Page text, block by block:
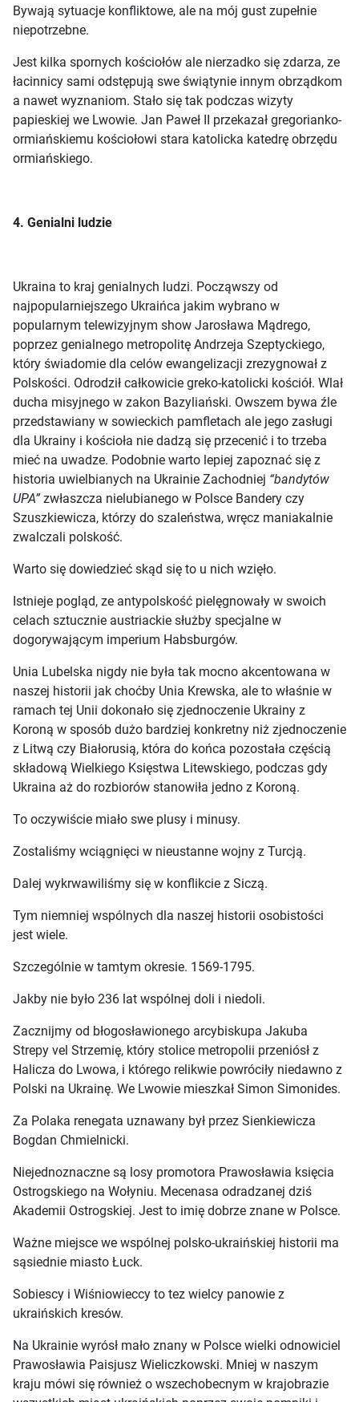
Bywają sytuacje konfliktowe, ale na mój gust zupełnie
niepotrzebne.
Jest kilka spornych kościołów ale nierzadko się zdarza, ze
łacinnicy sami odstępują swe świątynie innym obrządkom
a nawet wyznaniom. Stało się tak podczas wizyty
papieskiej we Lwowie. Jan Paweł II przekazał gregorianko-
ormiańskiemu kościołowi stara katolicka katedrę obrzędu
ormiańskiego.
4. Genialni ludzie
Ukraina to kraj genialnych ludzi. Począwszy od
najpopularniejszego Ukraińca jakim wybrano w
popularnym telewizyjnym show Jarosława Mądrego,
poprzez genialnego metropolitę Andrzeja Szeptyckiego,
który świadomie dla celów ewangelizacji zrezygnował z
Polskości. Odrodził całkowicie greko-katolicki kościół. Wlał
ducha misyjnego w zakon Bazyliański. Owszem bywa źle
przedstawiany w sowieckich pamfletach ale jego zasługi
dla Ukrainy i kościoła nie dadzą się przecenić i to trzeba
mieć na uwadze. Podobnie warto lepiej zapoznać się z
historia uwielbianych na Ukrainie Zachodniej “bandytów
UPA” zwłaszcza nielubianego w Polsce Bandery czy
Szuszkiewicza, którzy do szaleństwa, wręcz maniakalnie
zwalczali polskość.
Warto się dowiedzieć skąd się to u nich wzięło.
Istnieje pogląd, ze antypolskość pielęgnowały w swoich
celach sztucznie austriackie służby specjalne w
dogorywającym imperium Habsburgów.
Unia Lubelska nigdy nie była tak mocno akcentowana w
naszej historii jak choćby Unia Krewska, ale to właśnie w
ramach tej Unii dokonało się zjednoczenie Ukrainy z
Koroną w sposób dużo bardziej konkretny niż zjednoczenie
z Litwą czy Białorusią, która do końca pozostała częścią
składową Wielkiego Księstwa Litewskiego, podczas gdy
Ukraina aż do rozbiorów stanowiła jedno z Koroną.
To oczywiście miało swe plusy i minusy.
Zostaliśmy wciągnięci w nieustanne wojny z Turcją.
Dalej wykrwawiliśmy się w konflikcie z Siczą.
Tym niemniej wspólnych dla naszej historii osobistości
jest wiele.
Szczególnie w tamtym okresie. 1569-1795.
Jakby nie było 236 lat wspólnej doli i niedoli.
Zacznijmy od błogosławionego arcybiskupa Jakuba
Strepy vel Strzemię, który stolice metropolii przeniósł z
Halicza do Lwowa, i którego relikwie powróciły niedawno z
Polski na Ukrainę. We Lwowie mieszkał Simon Simonides.
Za Polaka renegata uznawany był przez Sienkiewicza
Bogdan Chmielnicki.
Niejednoznaczne są losy promotora Prawosławia księcia
Ostrogskiego na Wołyniu. Mecenasa odradzanej dziś
Akademii Ostrogskiej. Jest to imię dobrze znane w Polsce.
Ważne miejsce we wspólnej polsko-ukraińskiej historii ma
sąsiednie miasto Łuck.
Sobiescy i Wiśniowieccy to tez wielcy panowie z
ukraińskich kresów.
Na Ukrainie wyrósł mało znany w Polsce wielki odnowiciel
Prawosławia Paisjusz Wieliczkowski. Mniej w naszym
kraju mówi się również o wszechobecnym w krajobrazie